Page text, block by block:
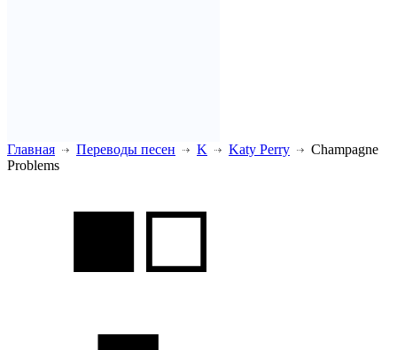
Главная Переводы песен K Katy Perry
Champagne
Problems